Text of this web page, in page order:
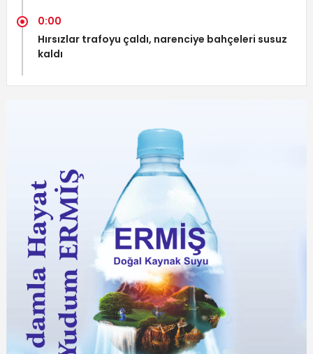
0:00
Hırsızlar trafoyu çaldı, narenciye bahçeleri susuz
kaldı